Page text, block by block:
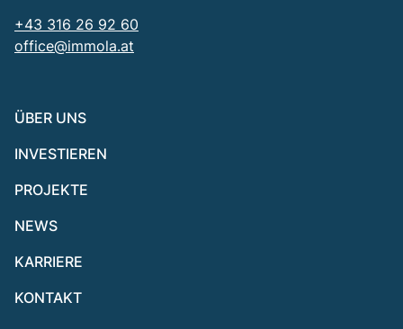
+43 316 26 92 60
office@immola.at
ÜBER UNS
INVESTIEREN
PROJEKTE
NEWS
KARRIERE
KONTAKT